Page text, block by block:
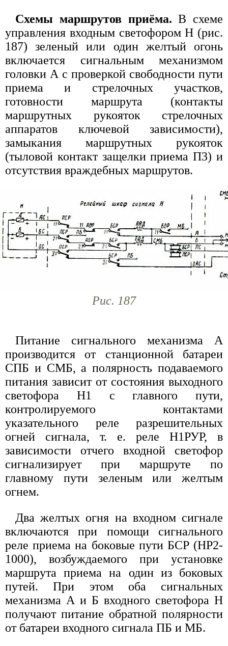
Схемы маршрутов приёма. В схеме
управления входным светофором Н (рис.
187) зеленый или один желтый огонь
включается сигнальным механизмом
головки А с проверкой свободности пути
приема и стрелочных участков,
готовности маршрута (контакты
маршрутных рукояток стрелочных
аппаратов ключевой зависимости),
замыкания маршрутных рукояток
(тыловой контакт защелки приема П3) и
отсутствия враждебных маршрутов.
Рис. 187
Питание сигнального механизма А
производится от станционной батареи
СПБ и СМБ, а полярность подаваемого
питания зависит от состояния выходного
светофора H1 с главного пути,
контролируемого контактами
указательного реле разрешительных
огней сигнала, т. е. реле Н1РУР, в
зависимости отчего входной светофор
сигнализирует при маршруте по
главному пути зеленым или желтым
огнем.
Два желтых огня на входном сигнале
включаются при помощи сигнального
реле приема на боковые пути БСР (НР2-
1000), возбуждаемого при установке
маршрута приема на один из боковых
путей. При этом оба сигнальных
механизма А и Б входного светофора Н
получают питание обратной полярности
от батареи входного сигнала ПБ и МБ.